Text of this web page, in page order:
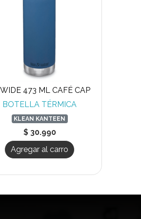
473 ML CAFÉ CAP
BOTELLA TÉRMICA
KLEAN KANTEEN
$ 30.990
Agregar al carro